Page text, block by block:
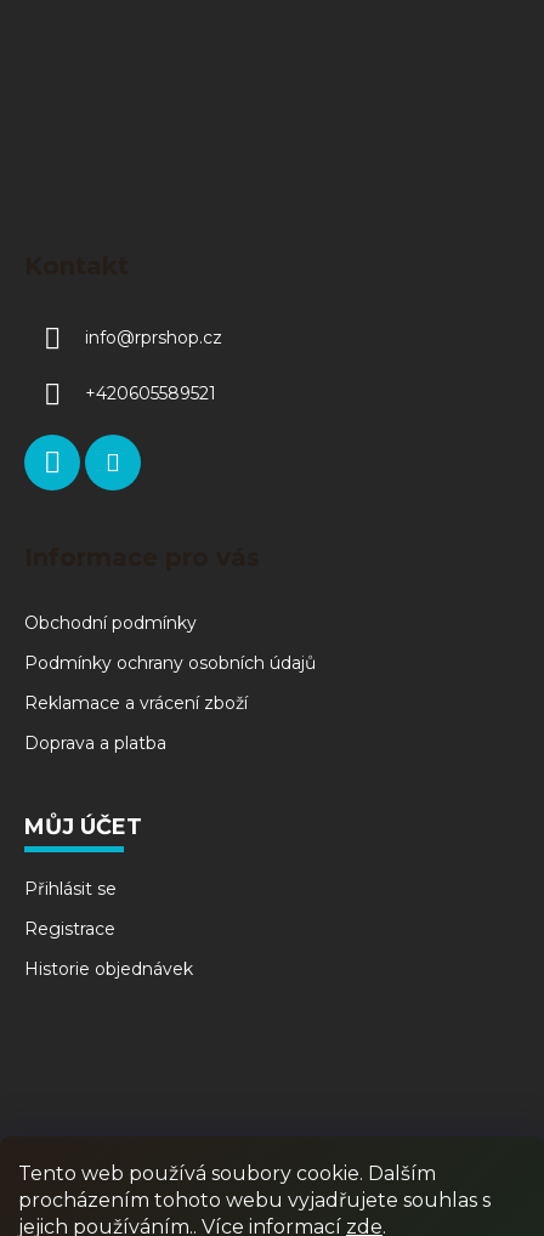
Tento web používá soubory cookie. Dalším
procházením tohoto webu vyjadřujete souhlas s
jejich používáním.. Více informací zde.
info@rprshop.cz
+420605589521
Obchodní podmínky
Podmínky ochrany osobních údajů
Reklamace a vrácení zboží
Doprava a platba
MŮJ ÚČET
Přihlásit se
Registrace
Historie objednávek
RPR GAMES PAINTBALL JUNIOR PAINTBALL